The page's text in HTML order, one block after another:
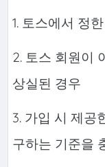
1. 토스에서 정
2. 토스 회원이
상실된 경우
3. 가입 시 제공
구하는 기준을